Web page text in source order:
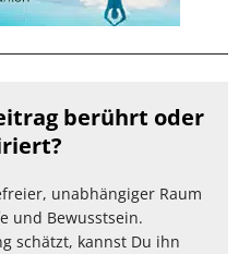
berührt oder
unabhängiger Raum
und Bewusstsein.
schätzt, kannst Du ihn